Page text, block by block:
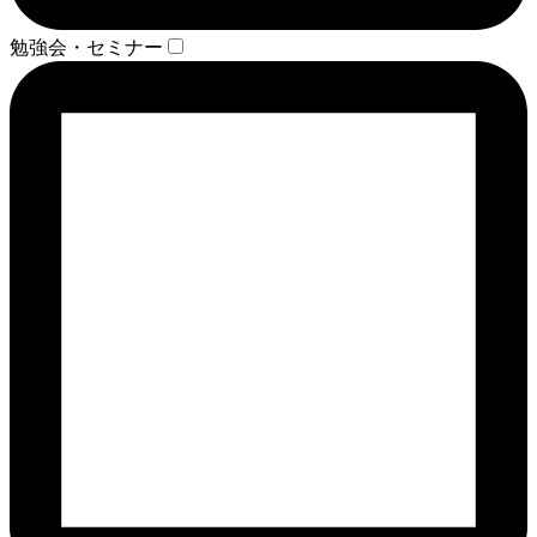
勉強会・セミナー